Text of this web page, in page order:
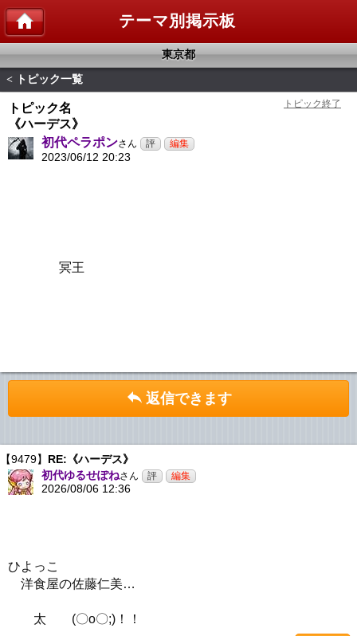
テーマ別掲示板
東京都
< トピック一覧
トピック名
《ハーデス》
初代ペラポンさん
2023/06/12 20:23
冥王
返信できます
【9479】 RE:《ハーデス》
初代ゆるせぽねさん
2026/08/06 12:36
ひよっこ
洋食屋の佐藤仁美…
太 (〇o〇;)！！